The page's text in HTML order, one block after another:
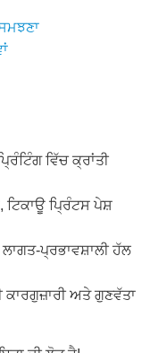
ਵਿੱਚ ਕ੍ਰਾਂਤੀ
ਪ੍ਰਿੰਟਸ ਪੇਸ਼
ਪ੍ਰਭਾਵਸ਼ਾਲੀ ਹੱਲ
ਅਤੇ ਗੁਣਵੱਤਾ